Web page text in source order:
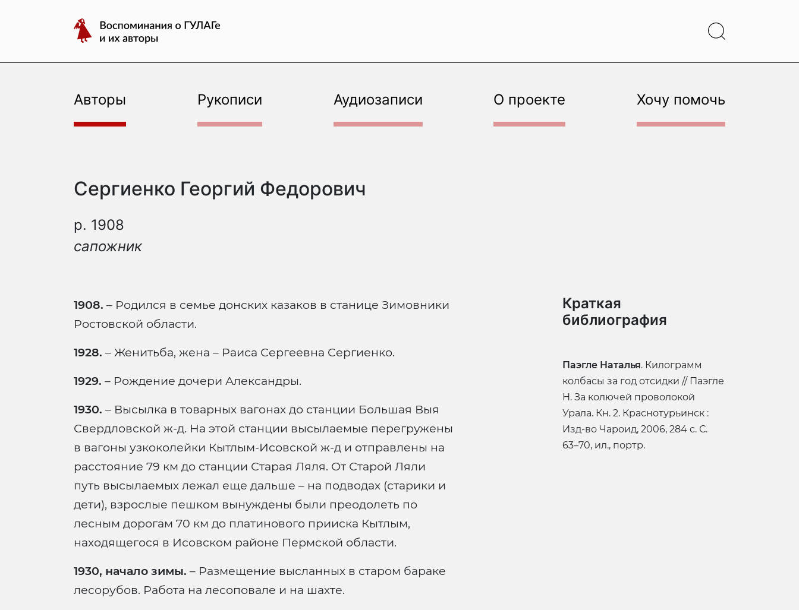
Воспоминания
о
и
авторы
Авторы Рукописи Аудиозаписи О проекте Хочу помочь
Сергиенко Георгий Федорович
р. 1908
сапожник
1908. – Родился в семье донских казаков в станице Зимовники
Ростовской области.
1928. – Женитьба, жена – Раиса Сергеевна Сергиенко.
1929. – Рождение дочери Александры.
1930. – Высылка в товарных вагонах до станции Большая Выя
Свердловской ж-д. На этой станции высылаемые перегружены
в вагоны узкоколейки Кытлым-Исовской ж-д и отправлены на
расстояние 79 км до станции Старая Ляля. От Старой Ляли
путь высылаемых лежал еще дальше – на подводах (старики и
дети), взрослые пешком вынуждены были преодолеть по
лесным дорогам 70 км до платинового прииска Кытлым,
находящегося в Исовском районе Пермской области.
1930, начало зимы. – Размещение высланных в старом бараке
лесорубов. Работа на лесоповале и на шахте.
Краткая
библиография
Паэгле Наталья. Килограмм
колбасы за год отсидки // Паэгле
Н. За колючей проволокой
Урала. Кн. 2. Краснотурьинск :
Изд-во Чароид, 2006, 284 с. С.
63–70, ил., портр.